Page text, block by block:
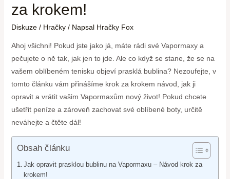
za krokem!
Diskuze / Hračky/ Napsal Hračky Fox
Ahoj všichni! Pokud jste jako já, máte rádi své Vapormaxy a
pečujete o ně tak, jak jen to jde. Ale co když se stane, že se na
vašem oblíbeném tenisku objeví prasklá bublina? Nezoufejte, v
tomto článku vám přinášíme krok za krokem návod, jak ji
opravit a vrátit vašim Vapormaxům nový život! Pokud chcete
ušetřit peníze a zároveň zachovat své oblíbené boty, určitě
neváhejte a čtěte dál!
Obsah článku
Jak opravit prasklou bublinu na Vapormaxu – Návod krok za
krokem!